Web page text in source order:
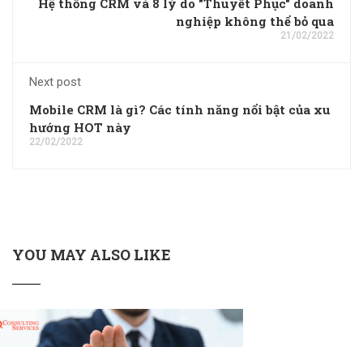
Hệ thống CRM và 8 lý do "Thuyết Phục" doanh
nghiệp không thể bỏ qua
21/02/2022
Next post
Mobile CRM là gì? Các tính năng nổi bật của xu
hướng HOT này
22/02/2022
YOU MAY ALSO LIKE